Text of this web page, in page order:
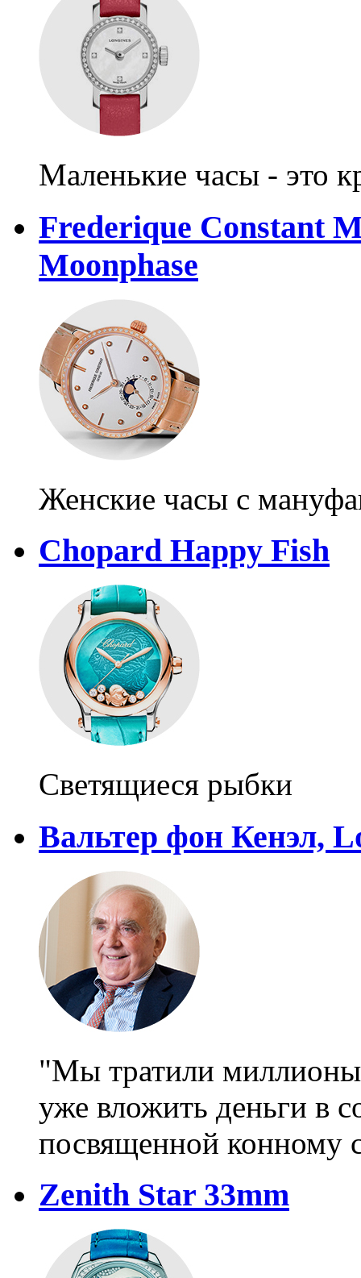
Маленькие часы - это
Frederique Constant
Moonphase
Женские часы с
Chopard Happy Fish
Светящиеся рыбки
Вальтер фон Кенэл,
"Мы тратили миллионы
уже вложить деньги в
посвященной конному
Zenith Star 33mm